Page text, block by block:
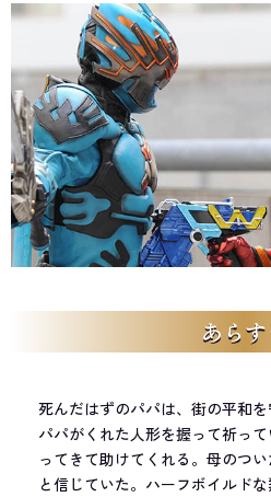
あらす
死んだはずのパパは、街の平和を
パパがくれた人形を握って祈っ
ってきて助けてくれる。母のつ
と信じていた。ハーフボイルド